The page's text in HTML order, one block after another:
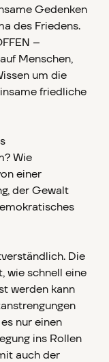
Gedenken
des Friedens.
–
Menschen,
um die
friedliche
Wie
einer
der Gewalt
Die
wie schnell eine
werden kann
nur einen
ins Rollen
auch der